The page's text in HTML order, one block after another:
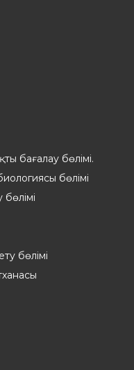
бағалау бөлімі.
бөлімі
бөлімі